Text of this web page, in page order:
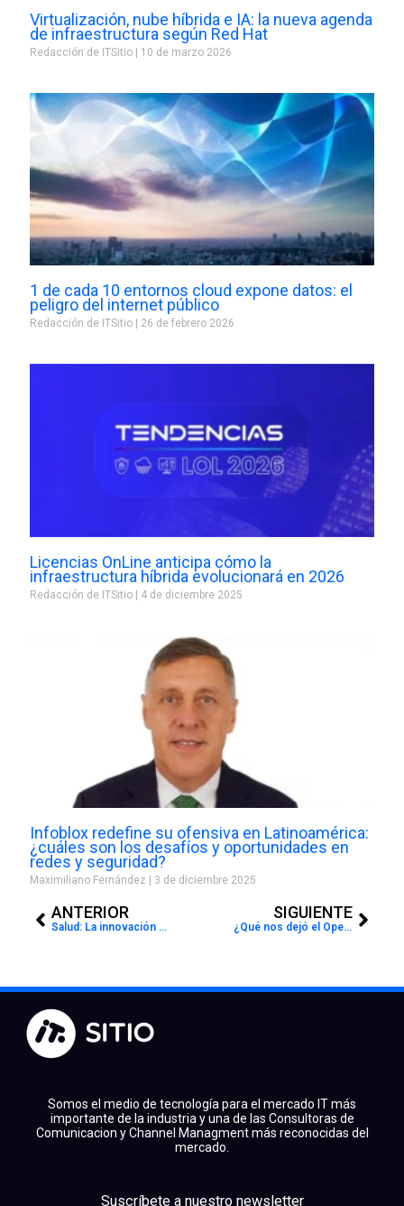
Virtualización, nube híbrida e IA: la nueva agenda
de infraestructura según Red Hat
Redacción de ITSitio 10 de marzo 2026
1 de cada 10 entornos cloud expone datos: el
peligro del internet público
Redacción de ITSitio 26 de febrero 2026
Licencias OnLine anticipa cómo la
infraestructura híbrida evolucionará en 2026
Redacción de ITSitio 4 de diciembre 2025
Infoblox redefine su ofensiva en Latinoamérica:
¿cuáles son los desafíos y oportunidades en
redes y seguridad?
Maximiliano Fernández 3 de diciembre 2025
ANTERIOR
Salud: La innovación requiere la fuerza de tres
SIGUIENTE
¿Qué nos dejó el OpenShift Commons Gathering?
Somos el medio de tecnología para el mercado IT más
importante de la industria y una de las Consultoras de
Comunicacion y Channel Managment más reconocidas del
mercado.
Suscríbete a nuestro newsletter
linkedinyoutubeinstagram
spotify